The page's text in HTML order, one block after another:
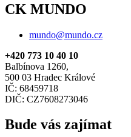
CK MUNDO
mundo@mundo.cz
+420 773 10 40 10
Balbínova 1260,
500 03 Hradec Králové
IČ: 68459718
DIČ: CZ7608273046
Bude vás zajímat